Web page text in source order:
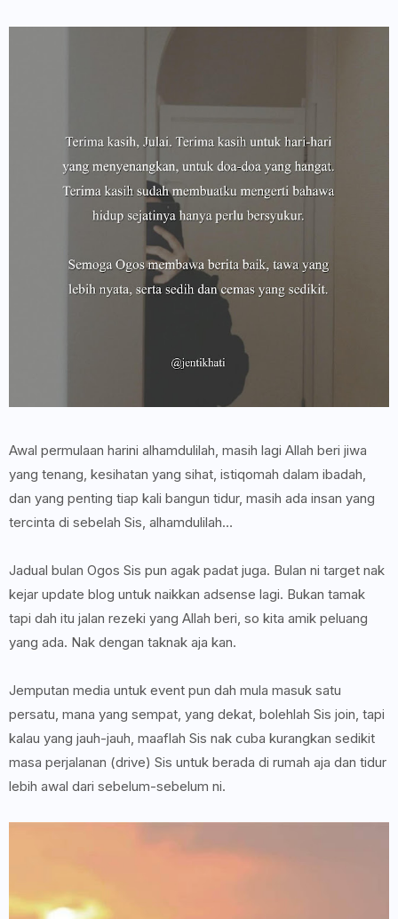
Awal permulaan harini alhamdulilah, masih lagi Allah beri jiwa
yang tenang, kesihatan yang sihat, istiqomah dalam ibadah,
dan yang penting tiap kali bangun tidur, masih ada insan yang
tercinta di sebelah Sis, alhamdulilah…
Jadual bulan Ogos Sis pun agak padat juga. Bulan ni target nak
kejar update blog untuk naikkan adsense lagi. Bukan tamak
tapi dah itu jalan rezeki yang Allah beri, so kita amik peluang
yang ada. Nak dengan taknak aja kan.
Jemputan media untuk event pun dah mula masuk satu
persatu, mana yang sempat, yang dekat, bolehlah Sis join, tapi
kalau yang jauh-jauh, maaflah Sis nak cuba kurangkan sedikit
masa perjalanan (drive) Sis untuk berada di rumah aja dan tidur
lebih awal dari sebelum-sebelum ni.